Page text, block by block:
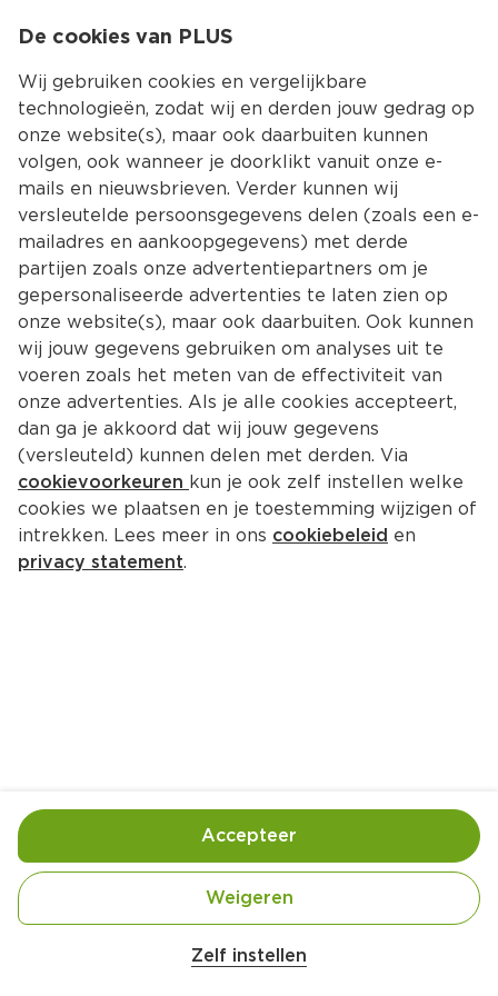
Kies jouw
Terug Producten
PLUS Doperwten zeer fijn
Per Pot 340 g  (per kilo €1.97)
Handige informatie over dit product
Nutri-Score A
De cookies van PLUS
Wij gebruiken cookies en vergelijkbare
technologieën, zodat wij en derden jouw gedrag op
onze website(s), maar ook daarbuiten kunnen
volgen, ook wanneer je doorklikt vanuit onze e-
mails en nieuwsbrieven. Verder kunnen wij
versleutelde persoonsgegevens delen (zoals een e-
mailadres en aankoopgegevens) met derde
partijen zoals onze advertentiepartners om je
gepersonaliseerde advertenties te laten zien op
onze website(s), maar ook daarbuiten. Ook kunnen
wij jouw gegevens gebruiken om analyses uit te
voeren zoals het meten van de effectiviteit van
onze advertenties. Als je alle cookies accepteert,
dan ga je akkoord dat wij jouw gegevens
(versleuteld) kunnen delen met derden. Via
cookievoorkeuren kun je ook zelf instellen welke
cookies we plaatsen en je toestemming wijzigen of
intrekken. Lees meer in ons cookiebeleid en
privacy statement.
Zelf instellen
Weigeren
Accepteer